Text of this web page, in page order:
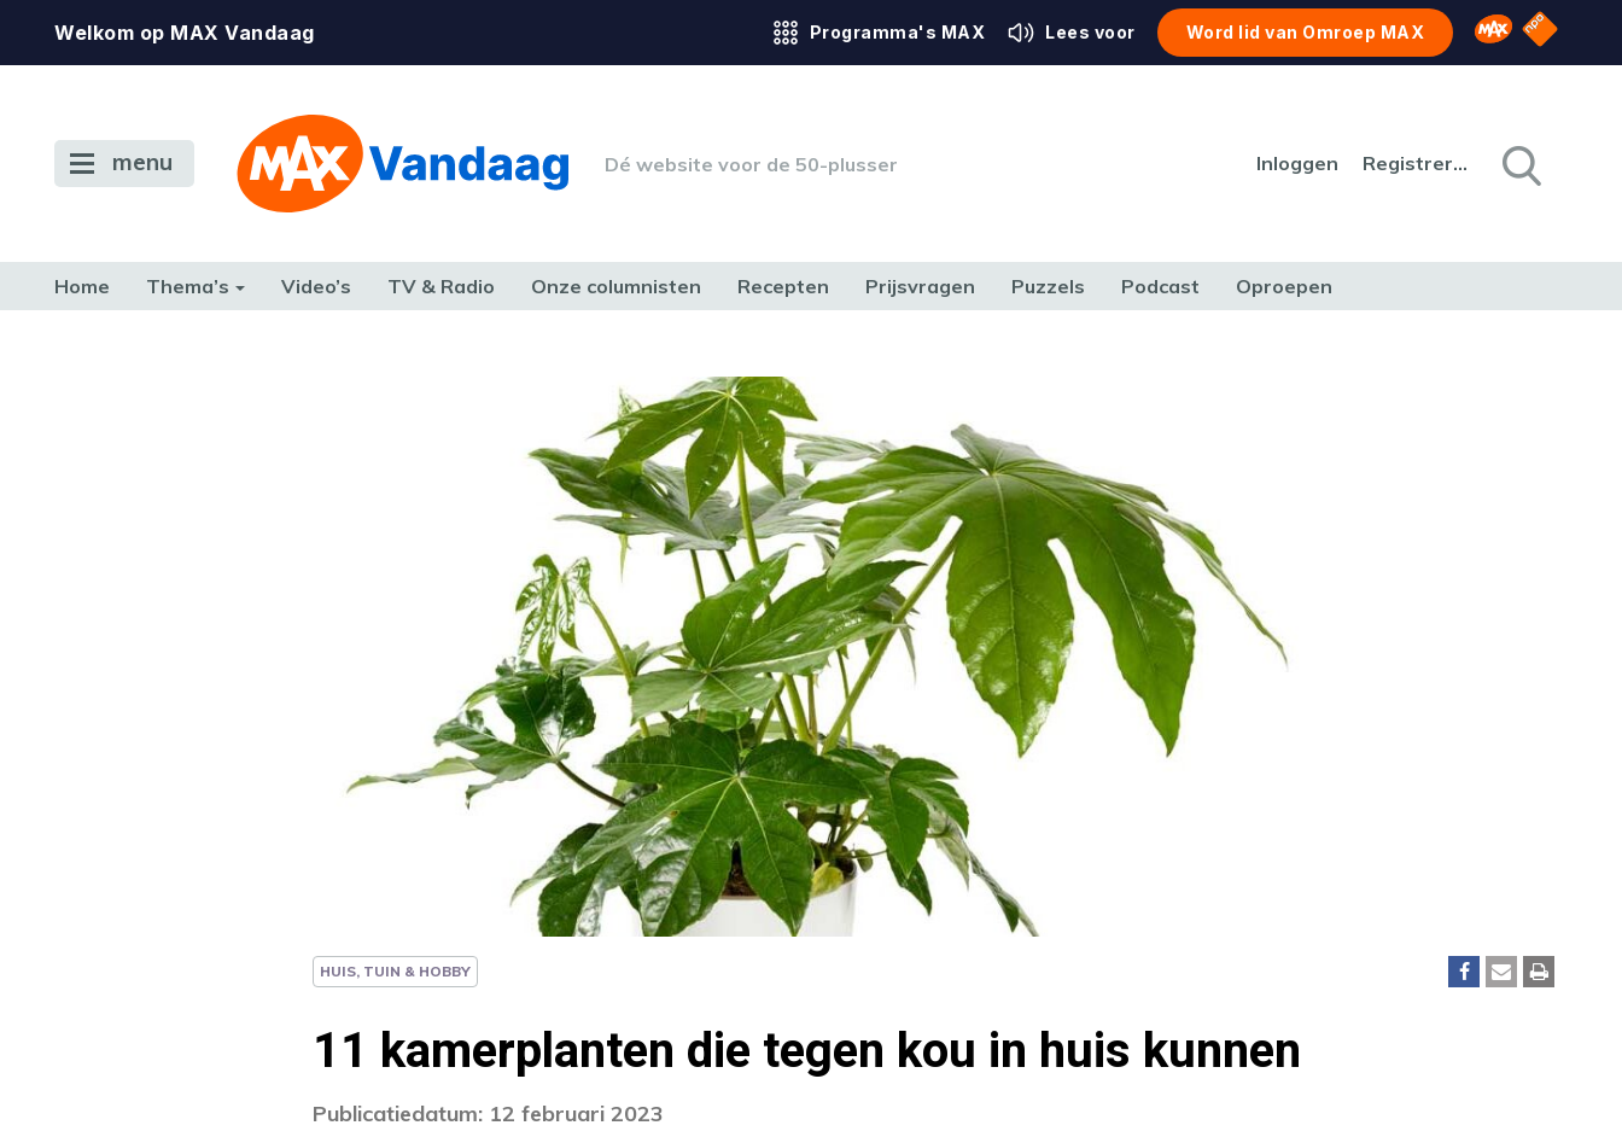
Welkom op MAX Vandaag Programma's MAX Lees voor Word lid van Omroep MAX Omroep MAX
NPO
menu Dé website voor de 50-plusser Inloggen Registreren
Home Thema’s Video’s TV & Radio Onze columnisten Recepten Prijsvragen Puzzels Podcast Oproepen
HUIS, TUIN & HOBBY
11 kamerplanten die tegen kou in huis kunnen
Publicatiedatum: 12 februari 2023